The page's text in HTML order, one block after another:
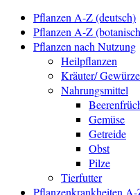
Pflanzen A-Z (deutsch)
Pflanzen A-Z
Pflanzen nach Nutzung
Heilpflanzen
Kräuter/ Gewürze
Nahrungsmittel
Gemüse
Getreide
Obst
Pilze
Tierfutter